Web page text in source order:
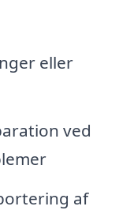
eller
ved
af